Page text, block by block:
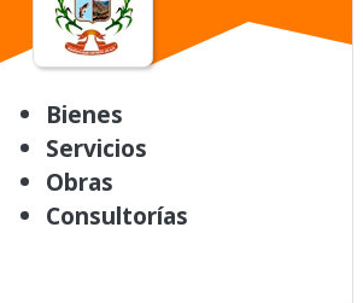
Bienes
Servicios
Obras
Consultorías